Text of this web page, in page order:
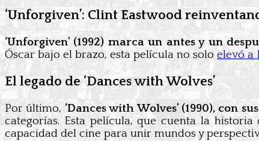
‘Unforgiven’: Clint Eastwood
‘Unforgiven’ (1992) marca un antes y un
Óscar bajo el brazo, esta película no solo elevó a
El legado de ‘Dances with Wolves’
Por último, ‘Dances with Wolves’ (1990), con
categorías. Esta película, que cuenta la
capacidad del cine para unir mundos y